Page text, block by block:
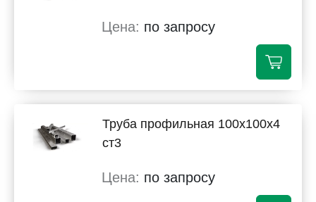
по запросу
Труба профильная 100х100х4
ст3
по запросу